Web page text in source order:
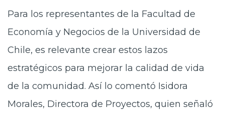
Para los representantes de la Facultad de
Economía y Negocios de la Universidad de
Chile, es relevante crear estos lazos
estratégicos para mejorar la calidad de vida
de la comunidad. Así lo comentó Isidora
Morales, Directora de Proyectos, quien señaló